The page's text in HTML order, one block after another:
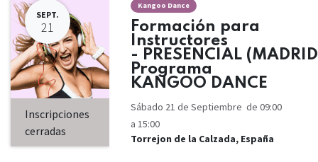
SEPT.
21
Inscripciones
cerradas
Kangoo Dance
Formación para
Instructores
- PRESENCIAL
Programa
KANGOO DANCE
Sábado 21 de Septiembre de 09:00
a 15:00
Torrejon de la Calzada, España